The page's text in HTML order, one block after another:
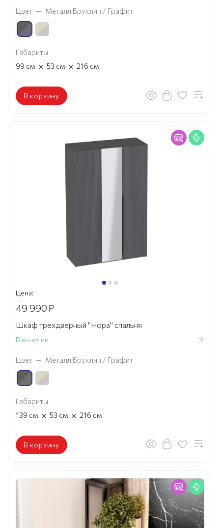
Цвет — Металл Бруклин / Графит
Габариты
99 см × 53 см × 216 см
В корзину
Цена:
49 990₽
Шкаф трехдверный "Нора" спальня
В наличии
Цвет — Металл Бруклин / Графит
Габариты
139 см × 53 см × 216 см
В корзину